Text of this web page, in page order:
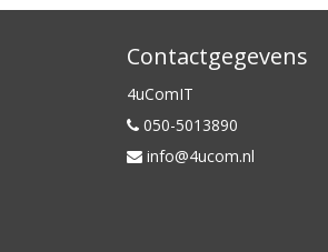
Contactgegevens
4uComIT
050-5013890
info@4ucom.nl